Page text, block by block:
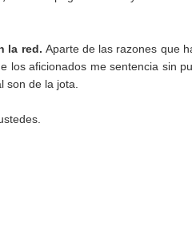
la red. Aparte de las razones que
los aficionados me sentencia sin
son de la jota.